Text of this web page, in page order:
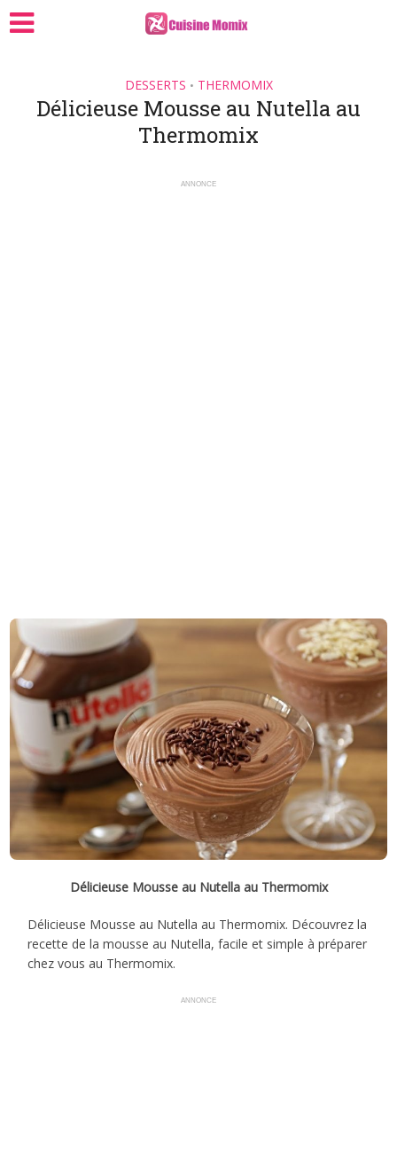
DESSERTS • THERMOMIX
Délicieuse Mousse au Nutella au
Thermomix
ANNONCE
Délicieuse Mousse au Nutella au Thermomix
Délicieuse Mousse au Nutella au Thermomix. Découvrez la
recette de la mousse au Nutella, facile et simple à préparer
chez vous au Thermomix.
ANNONCE